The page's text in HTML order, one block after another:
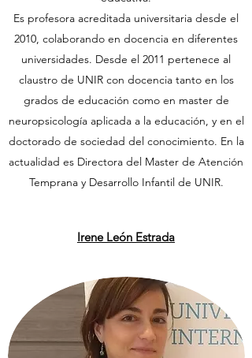
Es profesora acreditada universitaria desde el
2010, colaborando en docencia en diferentes
universidades. Desde el 2011 pertenece al
claustro de UNIR con docencia tanto en los
grados de educación como en master de
neuropsicología aplicada a la educación, y en el
doctorado de sociedad del conocimiento. En la
actualidad es Directora del Master de Atención
Temprana y Desarrollo Infantil de UNIR.
Irene León Estrada